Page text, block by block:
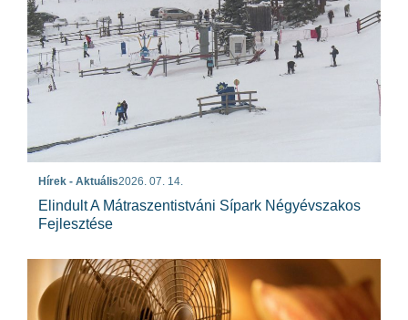
Hírek - Aktuális2026. 07. 14.
Elindult A Mátraszentistváni Sípark Négyévszakos
Fejlesztése